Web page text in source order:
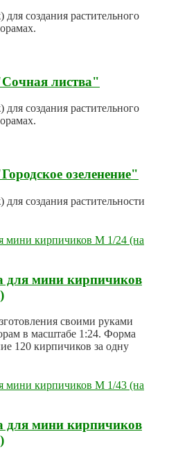
создания растительного
листва"
создания растительного
озеленение"
создания растительности
для мини кирпичиков
своими руками
в масштабе 1:24. Форма
120 кирпичиков за одну
для мини кирпичиков